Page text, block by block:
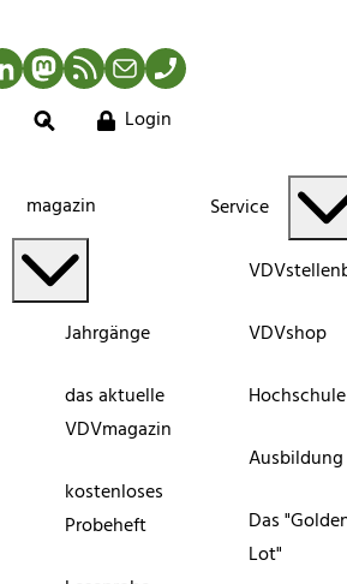
LinkedInMastodonRSS-Newsfeed
MailTelefon
Login
magazin
Jahrgänge
das aktuelle
VDVmagazin
kostenloses
Probeheft
Service
VDVshop
Ausbildung
Das
Lot"